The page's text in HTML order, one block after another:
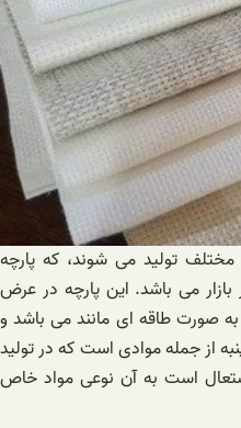
تولید می شوند، که پارچه
می باشد. این پارچه در عرض
صورت طاقه ای مانند می باشد و
از جمله موادی است که در تولید
است به آن نوعی مواد خاص